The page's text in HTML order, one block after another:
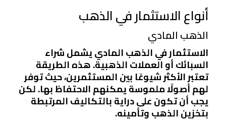
أنواع الاستثمار في الذهب
الذهب المادي
الاستثمار في الذهب المادي يشمل شراء
السبائك أو العملات الذهبية. هذه الطريقة
تعتبر الأكثر شيوعًا بين المستثمرين، حيث توفر
لهم أصولًا ملموسة يمكنهم الاحتفاظ بها. لكن
يجب أن تكون على دراية بالتكاليف المرتبطة
بتخزين الذهب وتأمينه.